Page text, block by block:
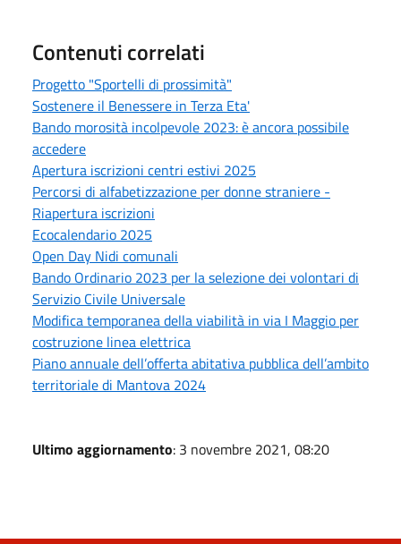
Contenuti correlati
Progetto "Sportelli di prossimità"
Sostenere il Benessere in Terza Eta'
Bando morosità incolpevole 2023: è ancora possibile
accedere
Apertura iscrizioni centri estivi 2025
Percorsi di alfabetizzazione per donne straniere -
Riapertura iscrizioni
Ecocalendario 2025
Open Day Nidi comunali
Bando Ordinario 2023 per la selezione dei volontari di
Servizio Civile Universale
Modifica temporanea della viabilità in via I Maggio per
costruzione linea elettrica
Piano annuale dell’offerta abitativa pubblica dell’ambito
territoriale di Mantova 2024
Ultimo aggiornamento: 3 novembre 2021, 08:20